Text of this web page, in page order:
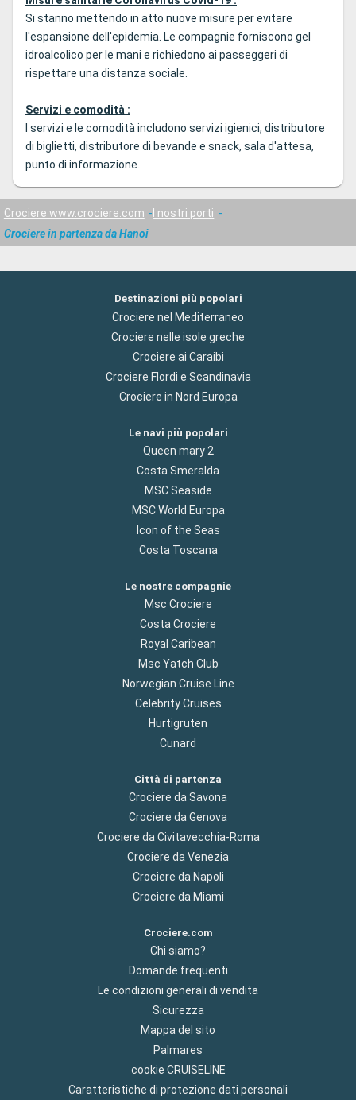
Si stanno mettendo in atto nuove misure per evitare
l'espansione dell'epidemia. Le compagnie forniscono gel
idroalcolico per le mani e richiedono ai passeggeri di
rispettare una distanza sociale.
Servizi e comodità :
I servizi e le comodità includono servizi igienici, distributore
di biglietti, distributore di bevande e snack, sala d'attesa,
punto di informazione.
Crociere www.crociere.com
I nostri porti
Crociere in partenza da Hanoi
Destinazioni più popolari
Crociere nel Mediterraneo
Crociere nelle isole greche
Crociere ai Caraibi
Crociere Flordi e Scandinavia
Crociere in Nord Europa
Le navi più popolari
Queen mary 2
Costa Smeralda
MSC Seaside
MSC World Europa
Icon of the Seas
Costa Toscana
Le nostre compagnie
Msc Crociere
Costa Crociere
Royal Caribean
Msc Yatch Club
Norwegian Cruise Line
Celebrity Cruises
Hurtigruten
Cunard
Città di partenza
Crociere da Savona
Crociere da Genova
Crociere da Civitavecchia-Roma
Crociere da Venezia
Crociere da Napoli
Crociere da Miami
Crociere.com
Chi siamo?
Domande frequenti
Le condizioni generali di vendita
Sicurezza
Mappa del sito
Palmares
cookie CRUISELINE
Caratteristiche di protezione dati personali